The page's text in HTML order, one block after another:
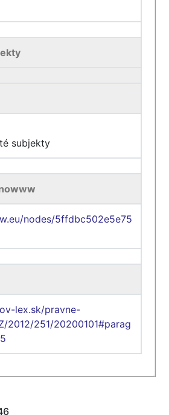
subjekty
nodes/5ffdbc502e5e75
lex.sk/pravne-
2012/251/20200101#parag